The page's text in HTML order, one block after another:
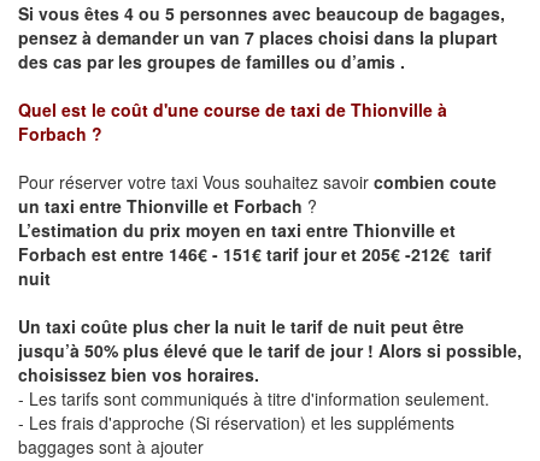
Si vous êtes 4 ou 5 personnes avec beaucoup de bagages,
pensez à demander un van 7 places choisi dans la plupart
des cas par les groupes de familles ou d’amis .
Quel est le coût d'une course de taxi de Thionville à
Forbach ?
Pour réserver votre taxi Vous souhaitez savoir combien coute
un taxi entre Thionville et Forbach ?
L’estimation du prix moyen en taxi entre Thionville et
Forbach est entre 146€ - 151€ tarif jour et 205€ -212€ tarif
nuit
Un taxi coûte plus cher la nuit le tarif de nuit peut être
jusqu’à 50% plus élevé que le tarif de jour ! Alors si possible,
choisissez bien vos horaires.
- Les tarifs sont communiqués à titre d'information seulement.
- Les frais d'approche (Si réservation) et les suppléments
baggages sont à ajouter